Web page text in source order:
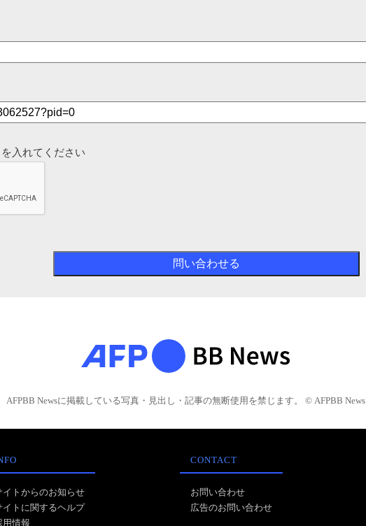
入れてください
AFPBB Newsに掲載している写真・見出し・記事の無断使用を禁じます。 © AFPBB News
イトからのお知らせ
イトに関するヘルプ
用情報
CONTACT
お問い合わせ
広告のお問い合わせ